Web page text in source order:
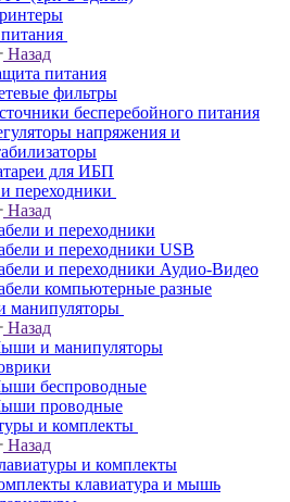
Назад
питания
фильтры
бесперебойного питания
напряжения и
для ИБП
переходники
Назад
и переходники
и переходники USB
и переходники Аудио-Видео
компьютерные разные
Назад
и манипуляторы
беспроводные
проводные
и комплекты
Назад
и комплекты
клавиатура и мышь